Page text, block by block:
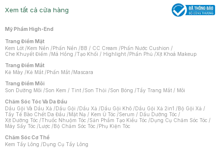
Xem tất cả cửa hàng
Mỹ Phẩm High-End
Trang Điểm Mặt
Kem Lót /Kem Nền /Phấn Nền /BB / CC Cream /Phấn Nước Cushion /
Che Khuyết Điểm /Má Hồng /Tạo Khối / Highlight /Phấn Phủ /Xịt Khoá Makeup
Trang Điểm Mắt
Kẻ Mày /Kẻ Mắt /Phấn Mắt /Mascara
Trang Điểm Môi
Son Dưỡng Môi /Son Kem / Tint /Son Thỏi /Son Bóng /Tẩy Trang Mắt / Môi
Chăm Sóc Tóc Và Da Đầu
Dầu Gội Và Dầu Xả /Dầu Gội /Dầu Xả /Dầu Gội Khô /Dầu Gội Xả 2in1 /Bộ Gội Xả /
Tẩy Tế Bào Chết Da Đầu /Mặt Nạ / Kem Ủ Tóc /Serum / Dầu Dưỡng Tóc /
Xịt Dưỡng Tóc /Thuốc Nhuộm Tóc /Sản Phẩm Tạo Kiểu Tóc /Dụng Cụ Chăm Sóc Tóc /
Máy Sấy Tóc /Lược /Bộ Chăm Sóc Tóc /Phụ Kiện Tóc
Chăm Sóc Cơ Thể
Kem Tẩy Lông /Dụng Cụ Tẩy Lông